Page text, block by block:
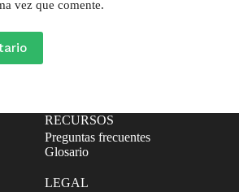
vez que comente.
RECURSOS
Preguntas frecuentes
Glosario
LEGAL